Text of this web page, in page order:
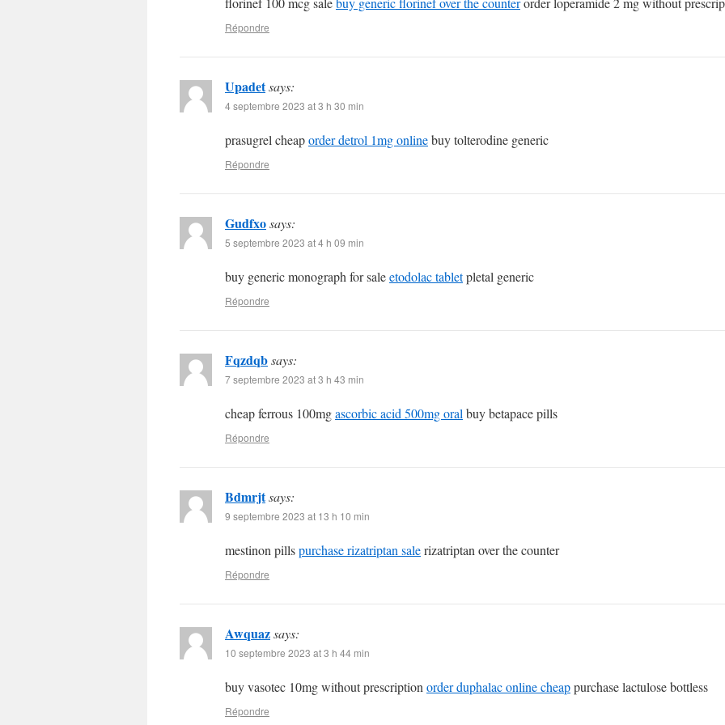
Répondre
Upadetsays:
4 septembre 2023 at 3 h 30 min
prasugrel cheaporder detrol 1mg onlinebuy tolterodine generic
Répondre
Gudfxosays:
5 septembre 2023 at 4 h 09 min
buy generic monograph for saleetodolac tabletpletal generic
Répondre
Fqzdqbsays:
7 septembre 2023 at 3 h 43 min
cheap ferrous 100mgascorbic acid 500mg oral buy betapace pills
Répondre
Bdmrjtsays:
9 septembre 2023 at 13 h 10 min
mestinon pillspurchase rizatriptan salerizatriptan over the counter
Répondre
Awquazsays:
10 septembre 2023 at 3 h 44 min
buy vasotec 10mg without prescription order duphalac online cheappurchase lactulose bottless
Répondre